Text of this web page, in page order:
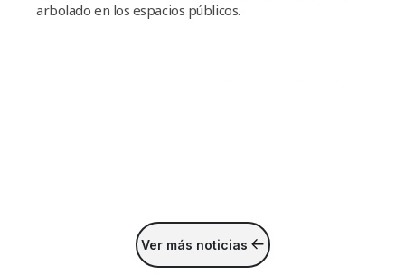
arbolado en los espacios públicos.
Ver más noticias